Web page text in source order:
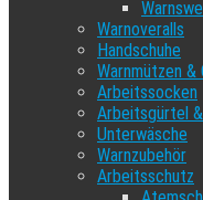
Warnoveralls
Handschuhe
Warnmützen &
Arbeitssocken
Arbeitsgürtel
Unterwäsche
Warnzubehör
Arbeitsschutz